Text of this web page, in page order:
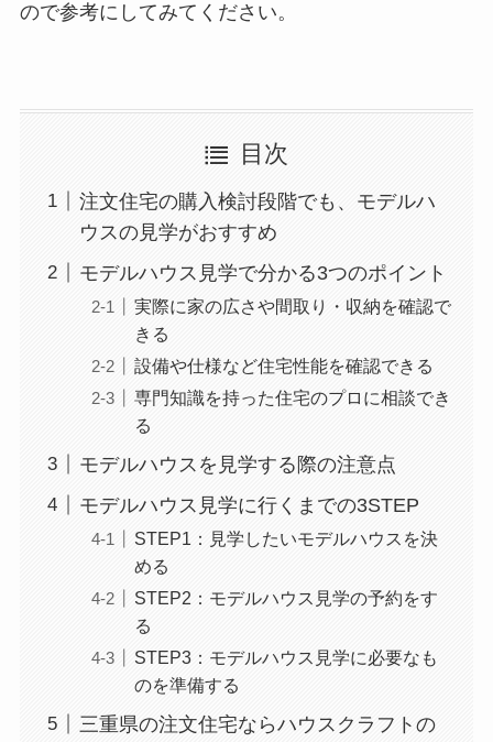
ので参考にしてみてください。
目次
注文住宅の購入検討段階でも、モデルハ
ウスの見学がおすすめ
モデルハウス見学で分かる3つのポイント
実際に家の広さや間取り・収納を確認で
きる
設備や仕様など住宅性能を確認できる
専門知識を持った住宅のプロに相談でき
る
モデルハウスを見学する際の注意点
モデルハウス見学に行くまでの3STEP
STEP1：見学したいモデルハウスを決
める
STEP2：モデルハウス見学の予約をす
る
STEP3：モデルハウス見学に必要なも
のを準備する
三重県の注文住宅ならハウスクラフトの